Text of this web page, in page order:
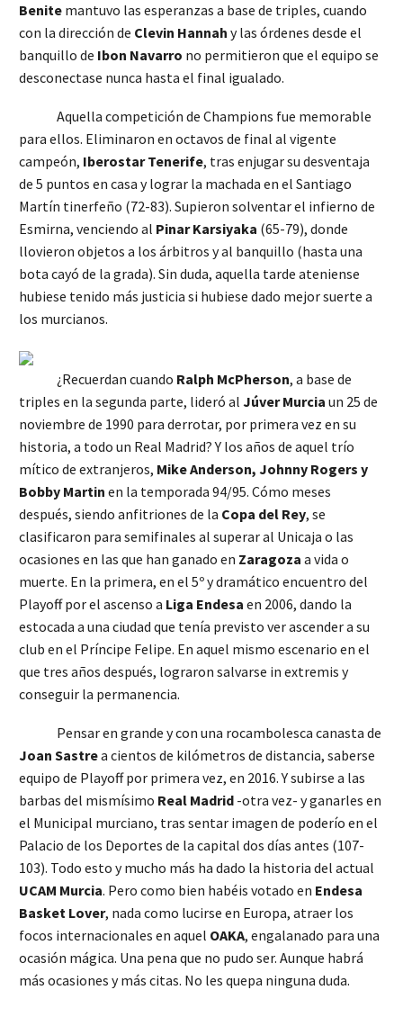
Benite mantuvo las esperanzas a base de triples, cuando
con la dirección de Clevin Hannah y las órdenes desde el
banquillo de Ibon Navarro no permitieron que el equipo se
desconectase nunca hasta el final igualado.
Aquella competición de Champions fue memorable
para ellos. Eliminaron en octavos de final al vigente
campeón, Iberostar Tenerife, tras enjugar su desventaja
de 5 puntos en casa y lograr la machada en el Santiago
Martín tinerfeño (72-83). Supieron solventar el infierno de
Esmirna, venciendo al Pinar Karsiyaka (65-79), donde
llovieron objetos a los árbitros y al banquillo (hasta una
bota cayó de la grada). Sin duda, aquella tarde ateniense
hubiese tenido más justicia si hubiese dado mejor suerte a
los murcianos.
¿Recuerdan cuando Ralph McPherson, a base de
triples en la segunda parte, lideró al Júver Murcia un 25 de
noviembre de 1990 para derrotar, por primera vez en su
historia, a todo un Real Madrid? Y los años de aquel trío
mítico de extranjeros, Mike Anderson, Johnny Rogers y
Bobby Martin en la temporada 94/95. Cómo meses
después, siendo anfitriones de la Copa del Rey, se
clasificaron para semifinales al superar al Unicaja o las
ocasiones en las que han ganado en Zaragoza a vida o
muerte. En la primera, en el 5º y dramático encuentro del
Playoff por el ascenso a Liga Endesa en 2006, dando la
estocada a una ciudad que tenía previsto ver ascender a su
club en el Príncipe Felipe. En aquel mismo escenario en el
que tres años después, lograron salvarse in extremis y
conseguir la permanencia.
Pensar en grande y con una rocambolesca canasta de
Joan Sastrea cientos de kilómetros de distancia, saberse
equipo de Playoff por primera vez, en 2016. Y subirse a las
barbas del mismísimo Real Madrid -otra vez- y ganarles en
el Municipal murciano, tras sentar imagen de poderío en el
Palacio de los Deportes de la capital dos días antes (107-
103). Todo esto y mucho más ha dado la historia del actual
UCAM Murcia. Pero como bien habéis votado en Endesa
Basket Lover, nada como lucirse en Europa, atraer los
focos internacionales en aquel OAKA, engalanado para una
ocasión mágica. Una pena que no pudo ser. Aunque habrá
más ocasiones y más citas. No les quepa ninguna duda.